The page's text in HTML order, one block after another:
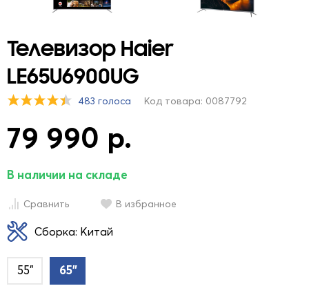
Телевизор Haier
LE65U6900UG
483 голоса Код товара: 0087792
79 990 р.
В наличии на складе
Сравнить В избранное
Сборка: Китай
55" 65"